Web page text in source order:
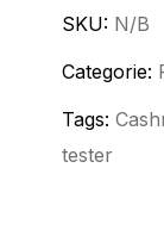
SKU: N/B
Categorie:
Tags:
tester